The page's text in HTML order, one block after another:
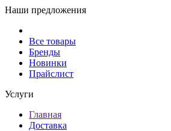
Наши предложения
Все товары
Бренды
Новинки
Прайслист
Услуги
Главная
Доставка